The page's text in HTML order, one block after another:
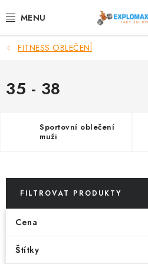
na
%AKCE
NOVINKY
ZDRAVÉ POTRAVINY
🧬 DLOUHOVĚKOST
FITNESS OBLEČENÍ
35 - 38
Sportovní oblečení
muži
FILTROVAT PRODUKTY
Cena
Štítky